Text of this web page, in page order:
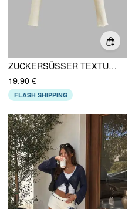
ZUCKERSÜSSER TEXTUR-TOPF MIT SALATRAND UND KNOTEN
19,90 €
FLASH SHIPPING